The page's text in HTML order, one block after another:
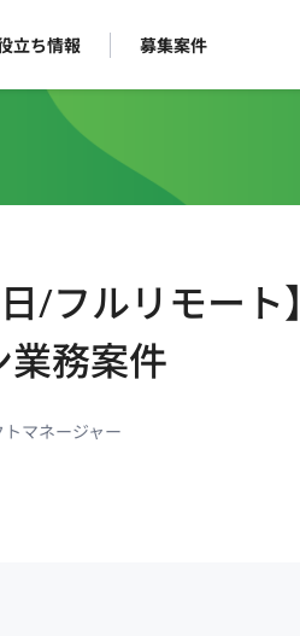
立ち情報 募集案件
/フルリモー
業務案件
マネージャー